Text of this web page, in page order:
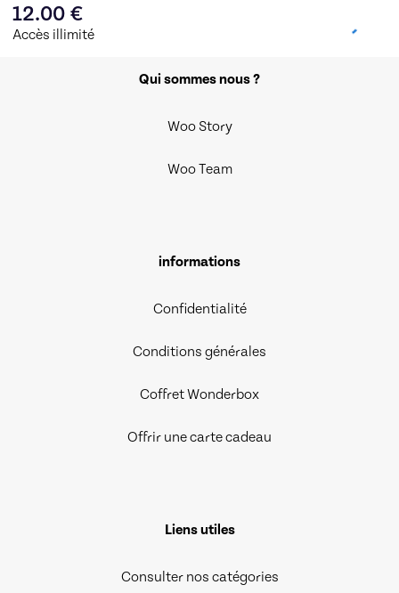
12.00 €
Accès illimité
Qui sommes nous ?
Woo Story
Woo Team
informations
Confidentialité
Conditions générales
Coffret Wonderbox
Offrir une carte cadeau
Liens utiles
Consulter nos catégories